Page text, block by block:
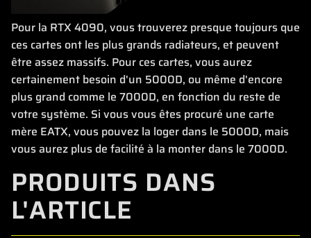
Pour la RTX 4090, vous trouverez presque toujours que
ces cartes ont les plus grands radiateurs, et peuvent
être assez massifs. Pour ces cartes, vous aurez
certainement besoin d'un 5000D, ou même d'encore
plus grand comme le 7000D, en fonction du reste de
votre système. Si vous vous êtes procuré une carte
mère EATX, vous pouvez la loger dans le 5000D, mais
vous aurez plus de facilité à la monter dans le 7000D.
PRODUITS DANS
L'ARTICLE